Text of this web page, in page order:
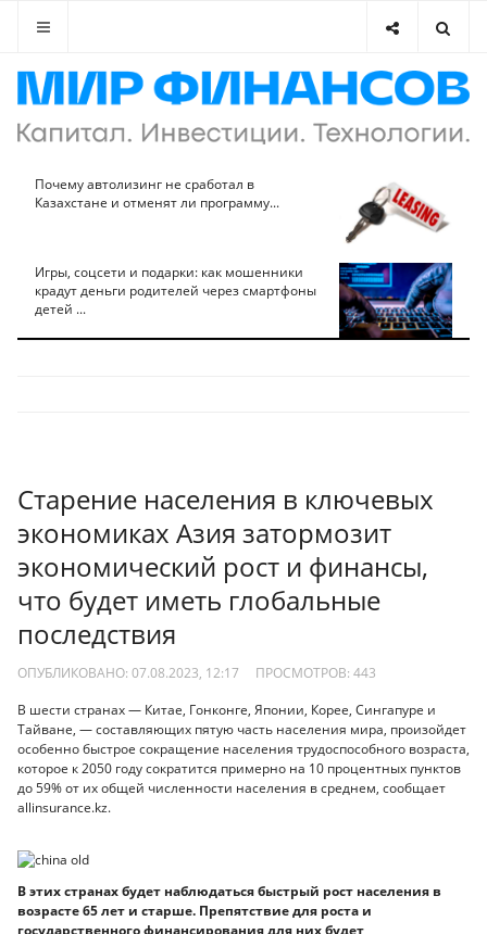
Почему автолизинг не сработал в
Казахстане и отменят ли программу...
Игры, соцсети и подарки: как мошенники
крадут деньги родителей через смартфоны
детей ...
Старение населения в ключевых
экономиках Азия затормозит
экономический рост и финансы,
что будет иметь глобальные
последствия
ОПУБЛИКОВАНО: 07.08.2023, 12:17 ПРОСМОТРОВ: 443
В шести странах — Китае, Гонконге, Японии, Корее, Сингапуре и
Тайване, — составляющих пятую часть населения мира, произойдет
особенно быстрое сокращение населения трудоспособного возраста,
которое к 2050 году сократится примерно на 10 процентных пунктов
до 59% от их общей численности населения в среднем, сообщает
allinsurance.kz.
В этих странах будет наблюдаться быстрый рост населения в
возрасте 65 лет и старше. Препятствие для роста и